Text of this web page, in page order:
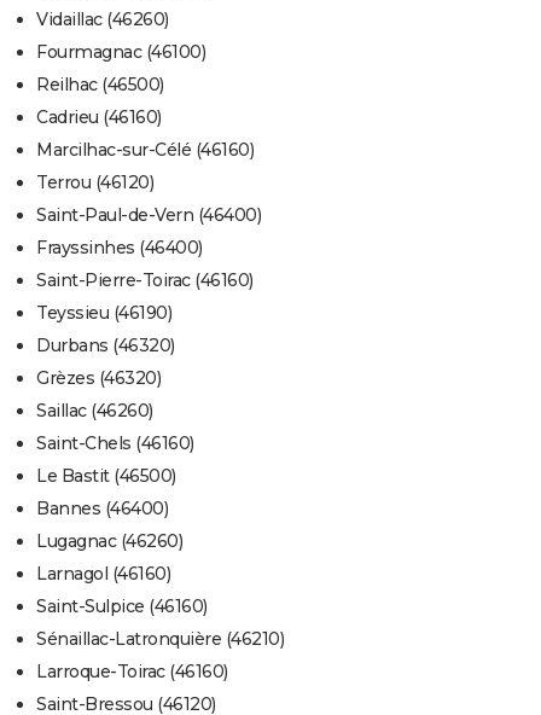
Vidaillac (46260)
Fourmagnac (46100)
Reilhac (46500)
Cadrieu (46160)
Marcilhac-sur-Célé (46160)
Terrou (46120)
Saint-Paul-de-Vern (46400)
Frayssinhes (46400)
Saint-Pierre-Toirac (46160)
Teyssieu (46190)
Durbans (46320)
Grèzes (46320)
Saillac (46260)
Saint-Chels (46160)
Le Bastit (46500)
Bannes (46400)
Lugagnac (46260)
Larnagol (46160)
Saint-Sulpice (46160)
Sénaillac-Latronquière (46210)
Larroque-Toirac (46160)
Saint-Bressou (46120)